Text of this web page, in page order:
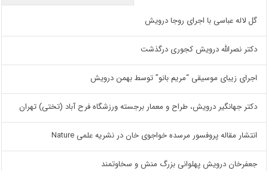
گل لاله عباسی با اجرای روجا درویش
دکتر نصرالله درویش کجوری درگذشت
اجرای زیبای موسیقی “مریم بانو” توسط بهمن درویش
دکتر جهانگیر درویش، طراح و معمار برجسته ورزشگاه فرح آباد (تختی) تهران
انتشار مقاله پروفسور مرسده خواجوی خان در نشریه علمی Nature
جعفرخان درویش پهلوانی بزرگ منش و سخاوتمند